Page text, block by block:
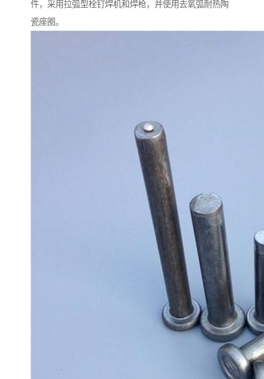
件，采用拉弧型栓钉焊机和焊枪，并使用去氧弧耐热陶
瓷座圈。